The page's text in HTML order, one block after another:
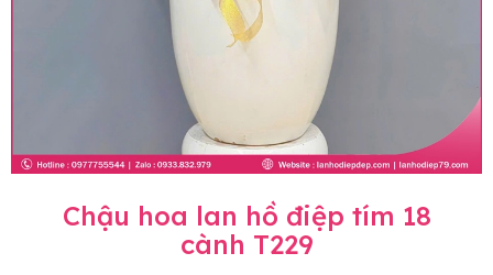
Chậu hoa lan hồ điệp tím 18
cành T229